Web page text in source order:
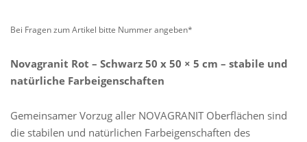
Bei Fragen zum Artikel bitte Nummer angeben*
Novagranit Rot – Schwarz 50 x 50 × 5 cm – stabile und
natürliche Farbeigenschaften
Gemeinsamer Vorzug aller NOVAGRANIT Oberflächen sind
die stabilen und natürlichen Farbeigenschaften des